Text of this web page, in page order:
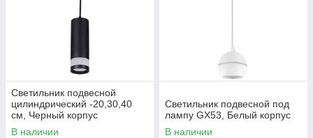
Светильник подвесной
цилиндрический -20,30,40
см, Черный корпус
В наличии
Светильник подвесной под
лампу GX53, Белый корпус
В наличии